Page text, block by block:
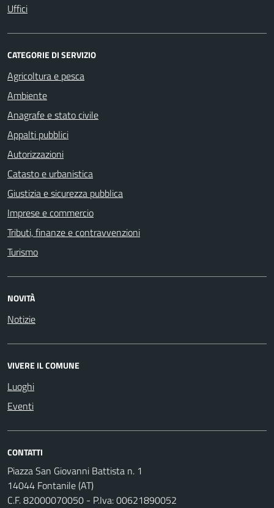
Uffici
CATEGORIE DI SERVIZIO
Agricoltura e pesca
Ambiente
Anagrafe e stato civile
Appalti pubblici
Autorizzazioni
Catasto e urbanistica
Giustizia e sicurezza pubblica
Imprese e commercio
Tributi, finanze e contravvenzioni
Turismo
NOVITÀ
Notizie
VIVERE IL COMUNE
Luoghi
Eventi
CONTATTI
Piazza San Giovanni Battista n. 1
14044 Fontanile (AT)
C.F. 82000070050 - P.Iva: 00621890052